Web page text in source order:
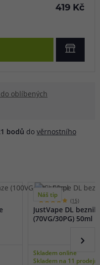
419 Kč
oblíbených
bodů do věrnostního
Náš tip
(15)
JustVape DL
(70VG/30PG) 50ml
Skladem online
Skladem na 11